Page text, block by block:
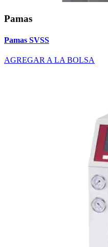
Pamas
Pamas SVSS
AGREGAR A LA BOLSA